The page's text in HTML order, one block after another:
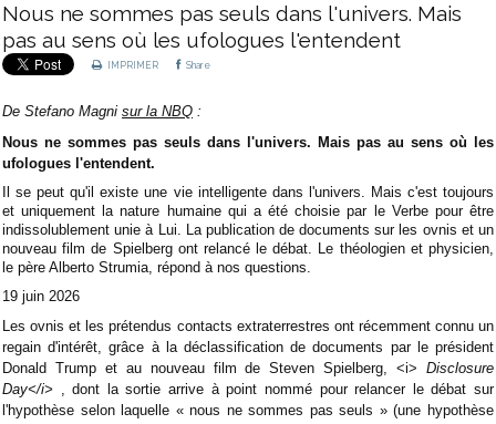
Nous ne sommes pas seuls dans l'univers. Mais
pas au sens où les ufologues l'entendent
IMPRIMER Share
De Stefano Magni sur la NBQ :
Nous ne sommes pas seuls dans l'univers. Mais pas au sens où les
ufologues l'entendent.
Il se peut qu'il existe une vie intelligente dans l'univers. Mais c'est toujours
et uniquement la nature humaine qui a été choisie par le Verbe pour être
indissolublement unie à Lui. La publication de documents sur les ovnis et un
nouveau film de Spielberg ont relancé le débat. Le théologien et physicien,
le père Alberto Strumia, répond à nos questions.
19 juin 2026
Les ovnis et les prétendus contacts extraterrestres ont récemment connu un
regain d'intérêt, grâce à la déclassification de documents par le président
Donald Trump et au nouveau film de Steven Spielberg, <i> Disclosure
Day</i> , dont la sortie arrive à point nommé pour relancer le débat sur
l'hypothèse selon laquelle « nous ne sommes pas seuls » (une hypothèse